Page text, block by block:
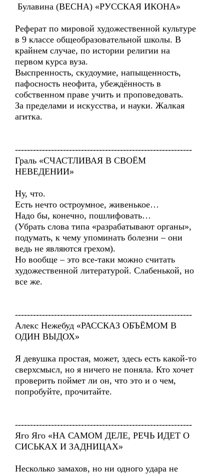
Булавина (ВЕСНА) «РУССКАЯ ИКОНА»
Реферат по мировой художественной культуре
в 9 классе общеобразовательной школы. В
крайнем случае, по истории религии на
первом курса вуза.
Выспренность, скудоумие, напыщенность,
пафосность неофита, убеждённость в
собственном праве учить и проповедовать.
За пределами и искусства, и науки. Жалкая
агитка.
-----------------------------------------------------------
Граль «СЧАСТЛИВАЯ В СВОЁМ
НЕВЕДЕНИИ»
Ну, что.
Есть нечто остроумное, живенькое…
Надо бы, конечно, пошлифовать…
(Убрать слова типа «разрабатывают органы»,
подумать, к чему упоминать болезни – они
ведь не являются грехом).
Но вообще – это все-таки можно считать
художественной литературой. Слабенькой, но
все же.
-----------------------------------------------------------
Алекс Нежебуд «РАССКАЗ ОБЪЁМОМ В
ОДИН ВЫДОХ»
Я девушка простая, может, здесь есть какой-то
сверхсмысл, но я ничего не поняла. Кто хочет
проверить поймет ли он, что это и о чем,
попробуйте, прочитайте.
-----------------------------------------------------------
Яго Яго «НА САМОМ ДЕЛЕ, РЕЧЬ ИДЕТ О
СИСЬКАХ И ЗАДНИЦАХ»
Несколько замахов, но ни одного удара не